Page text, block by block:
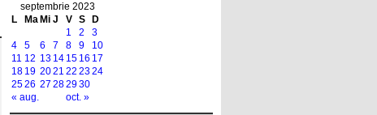
septembrie 2023
L
Ma Mi J V S D
« aug. oct. »
1 2
3
4
5 6 7 8 9
10
11 12 13 14 15 16 17
18 19 2021 22 2324
2526 27 282930